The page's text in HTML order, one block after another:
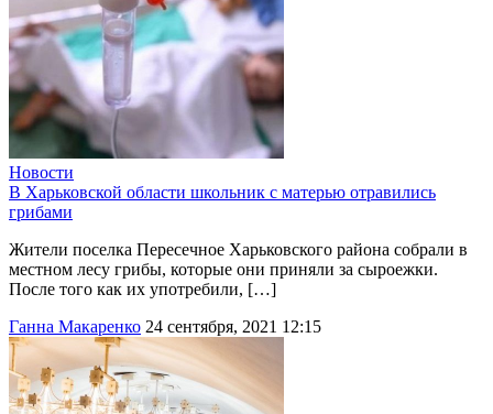
Новости
В Харьковской области школьник с матерью отравились
грибами
Жители поселка Пересечное Харьковского района собрали в
местном лесу грибы, которые они приняли за сыроежки.
После того как их употребили, […]
Ганна Макаренко 24 сентября, 2021 12:15